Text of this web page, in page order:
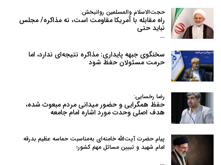
حجت‌الاسلام والمسلمین روانبخش:
راه مقابله با آمریکا مقاومت است، نه مذاکره/ مجلس
نباید حتی
…
سخنگوی جبهه پایداری: مذاکره نتیجه‌ای ندارد، اما
حرمت مسئولان حفظ شود
رضا رخسایی:
حفظ همگرایی و حضور میدانی مردم مبعوث شده،
هدف اصلی وحدت مورد اشاره امام جامعه
پیام حضرت آیت‌الله خامنه‌ای به‌مناسبت حماسه عظیم بدرقه
امام شهید و تبیین مسائل مهم کشور؛